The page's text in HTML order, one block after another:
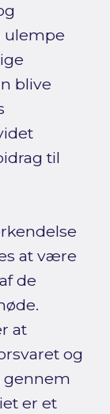
ulempe
blive
til
at være
de
at
og
gennem
er et